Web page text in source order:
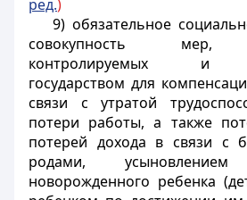
ред.)
9) обязательное
совокупность мер,
контролируемых и
государством для
связи с утратой
потери работы, а также
потерей дохода в связи с
родами, усыновлением
новорожденного ребенка